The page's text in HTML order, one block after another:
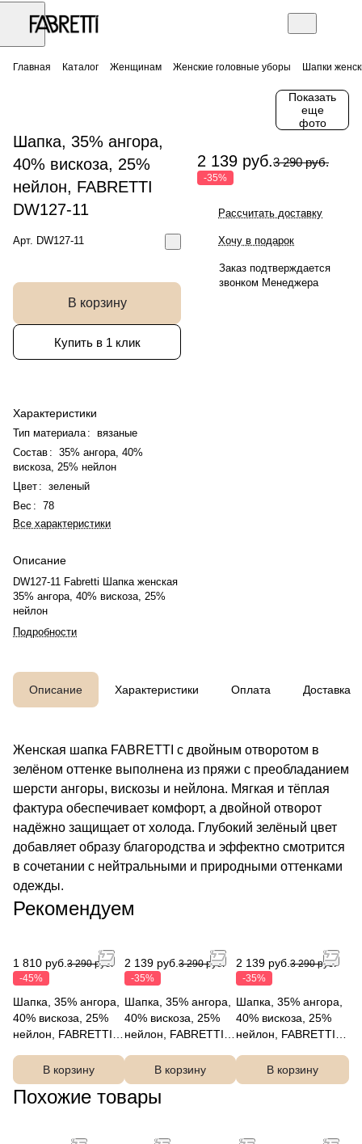
Главная Каталог Женщинам Женские головные уборы Шапки
Показать
еще
фото
Шапка, 35% ангора,
40% вискоза, 25%
нейлон, FABRETTI
DW127-11
Арт. DW127-11
В корзину
Купить в 1 клик
Характеристики
Тип материала : вязаные
Состав : 35% ангора, 40%
вискоза, 25% нейлон
Цвет : зеленый
Вес : 78
Все характеристики
Описание
DW127-11 Fabretti Шапка женская
35% ангора, 40% вискоза, 25%
нейлон
Подробности
2 139 руб.3 290 руб.
-35%
Рассчитать доставку
Хочу в подарок
Заказ подтверждается
звонком Менеджера
Описание Характеристики Оплата Доставка
Женская шапка FABRETTI с двойным отворотом в
зелёном оттенке выполнена из пряжи с преобладанием
шерсти ангоры, вискозы и нейлона. Мягкая и тёплая
фактура обеспечивает комфорт, а двойной отворот
надёжно защищает от холода. Глубокий зелёный цвет
добавляет образу благородства и эффектно смотрится
в сочетании с нейтральными и природными оттенками
одежды.
Рекомендуем
1 810 руб. 3 290 руб.
-45%
Шапка, 35% ангора,
40% вискоза, 25%
нейлон, FABRETTI
В корзину
2 139 руб.3 290 руб.
-35%
Шапка, 35% ангора,
40% вискоза, 25%
нейлон, FABRETTI
В корзину
2 139 руб.3 290 руб.
-35%
Шапка, 35% ангора,
40% вискоза, 25%
нейлон, FABRETTI
В корзину
Похожие товары